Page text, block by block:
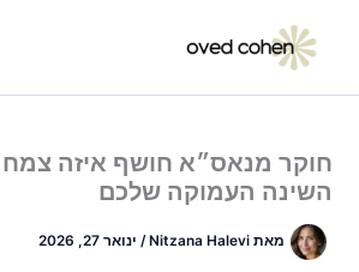
חוקר מנאס״א חושף איזה
השינה העמוקה שלכם
מאתNitzana Halevi
/ ינואר 27, 2026